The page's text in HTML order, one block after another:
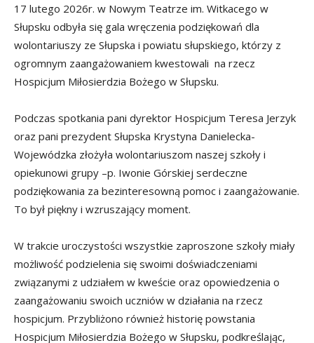
17 lutego 2026r. w Nowym Teatrze im. Witkacego w
Słupsku odbyła się gala wręczenia podziękowań dla
wolontariuszy ze Słupska i powiatu słupskiego, którzy z
ogromnym zaangażowaniem kwestowali na rzecz
Hospicjum Miłosierdzia Bożego w Słupsku.
Podczas spotkania pani dyrektor Hospicjum Teresa Jerzyk
oraz pani prezydent Słupska Krystyna Danielecka-
Wojewódzka złożyła wolontariuszom naszej szkoły i
opiekunowi grupy –p. Iwonie Górskiej serdeczne
podziękowania za bezinteresowną pomoc i zaangażowanie.
To był piękny i wzruszający moment.
W trakcie uroczystości wszystkie zaproszone szkoły miały
możliwość podzielenia się swoimi doświadczeniami
związanymi z udziałem w kweście oraz opowiedzenia o
zaangażowaniu swoich uczniów w działania na rzecz
hospicjum. Przybliżono również historię powstania
Hospicjum Miłosierdzia Bożego w Słupsku, podkreślając,